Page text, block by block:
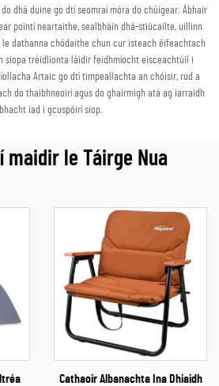
dhá duine go dtí seomraí móra do chúigear. Ábhair
pointí neartaithe, sealbháin dhá-stiúcailte, uillinn
le dathanna chódaithe chun cur isteach éifeachtach
siopa tréidlionta láidir feidhmíocht eisceachtúil i
Artaic go dtí timpeallachta an chóisir, rud a
do thaibhneoirí agus do ghairmigh atá ag iarraidh
iad i gcuspóirí siop.
maidir le Táirge Nua
Cathaoir Albanachta Ina Dhiaidh